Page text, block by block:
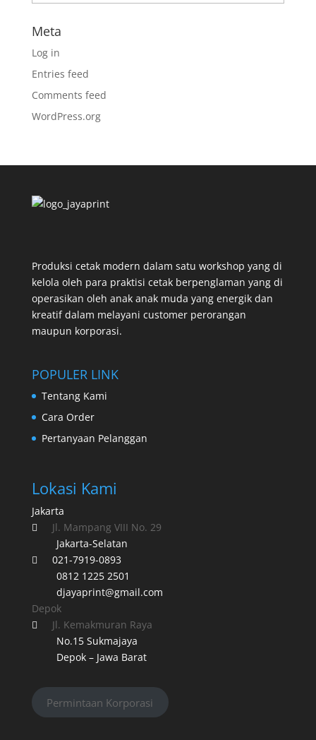
Meta
Log in
Entries feed
Comments feed
WordPress.org
Produksi cetak modern dalam satu workshop yang di
kelola oleh para praktisi cetak berpenglaman yang di
operasikan oleh anak anak muda yang energik dan
kreatif dalam melayani customer perorangan
maupun korporasi.
POPULER LINK
Tentang Kami
Cara Order
Pertanyaan Pelanggan
Lokasi Kami
Jakarta

Jl. Mampang VIII No. 29
Jakarta-Selatan

021-7919-0893
0812 1225 2501
djayaprint@gmail.com
Depok

Jl. Kemakmuran Raya
No.15 Sukmajaya
Depok – Jawa Barat
Permintaan Korporasi